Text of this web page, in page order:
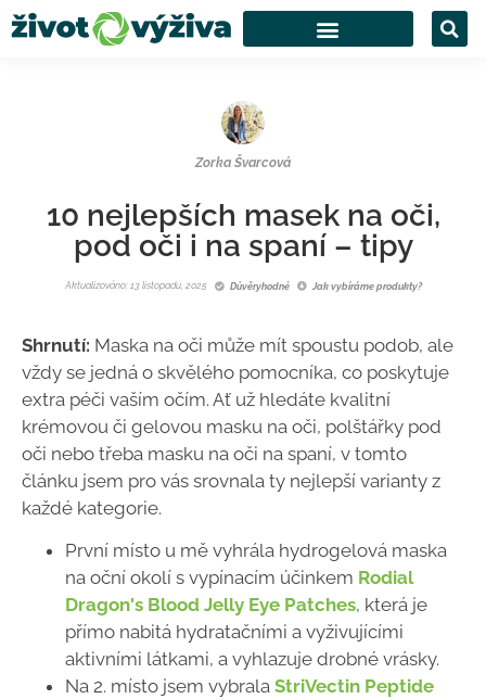
Zorka Švarcová
10 nejlepších masek na oči,
pod oči i na spaní – tipy
Aktualizováno: 13 listopadu, 2025 Důvěryhodné Jak vybíráme produkty?
Shrnutí: Maska na oči může mít spoustu podob, ale
vždy se jedná o skvělého pomocníka, co poskytuje
extra péči vaším očím. Ať už hledáte kvalitní
krémovou či gelovou masku na oči, polštářky pod
oči nebo třeba masku na oči na spaní, v tomto
článku jsem pro vás srovnala ty nejlepší varianty z
každé kategorie.
První místo u mě vyhrála hydrogelová maska
na oční okolí s vypínacím účinkem Rodial
Dragon's Blood Jelly Eye Patches, která je
přímo nabitá hydratačními a vyživujícími
aktivními látkami, a vyhlazuje drobné vrásky.
Na 2. místo jsem vybrala StriVectin Peptide